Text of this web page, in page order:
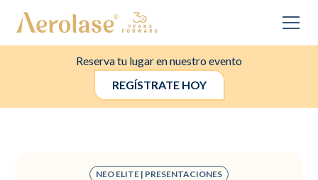
Reserva tu lugar en nuestro evento
REGÍSTRATE HOY
NEO ELITE | PRESENTACIONES